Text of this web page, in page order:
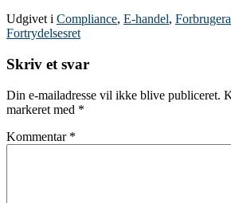
Udgivet i Compliance, E-handel,
Fortrydelsesret
Skriv et svar
Din e-mailadresse vil ikke blive publiceret.
markeret med *
Kommentar *